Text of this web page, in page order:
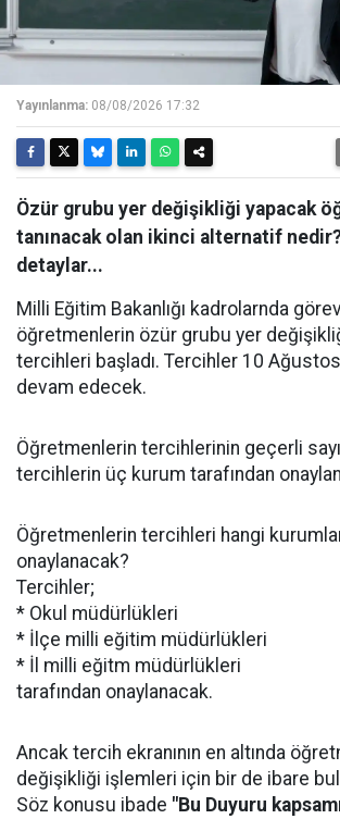
Yayınlanma: 08/08/2026 17:32
Özür grubu yer değişikliği yapacak
tanınacak olan ikinci alternatif
detaylar...
Milli Eğitim Bakanlığı kadrolarnda
öğretmenlerin özür grubu yer
tercihleri başladı. Tercihler 10
devam edecek.
Öğretmenlerin tercihlerinin geçerli
tercihlerin üç kurum tarafından
Öğretmenlerin tercihleri hangi
onaylanacak?
Tercihler;
* Okul müdürlükleri
* İlçe milli eğitim müdürlükleri
* İl milli eğitm müdürlükleri
tarafından onaylanacak.
Ancak tercih ekranının en altında
değişikliği işlemleri için bir de ibare
Söz konusu ibade "Bu Duyuru